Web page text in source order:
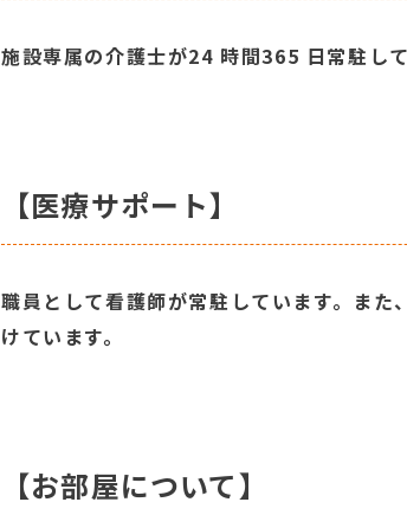
施設専属の介護士が24 時間365 日常駐して
【医療サポート】
職員として看護師が常駐しています。ま
けています。
【お部屋について】